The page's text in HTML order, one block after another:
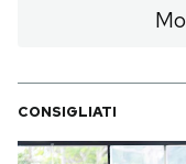
CONSIGLIATI